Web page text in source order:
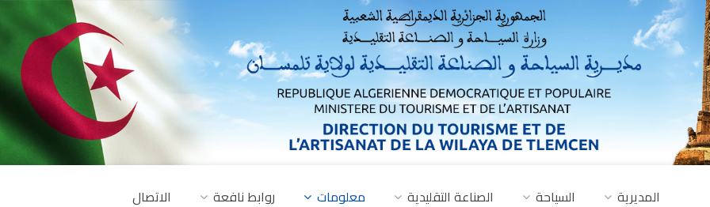
المديرية السياحة الصناعة التقليدية معلومات روابط نافعة الاتصال